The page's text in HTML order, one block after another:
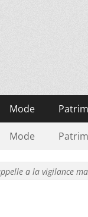
Mode
Mode
a la vigilance